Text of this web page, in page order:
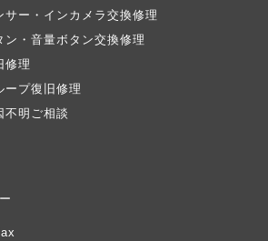
ー・インカメラ交換修理
・音量ボタン交換修理
修理
ープ復旧修理
不明ご相談